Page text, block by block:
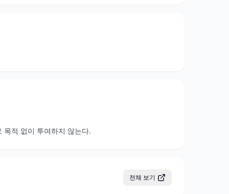
목적 없이 투여하지 않는다.
전체 보기